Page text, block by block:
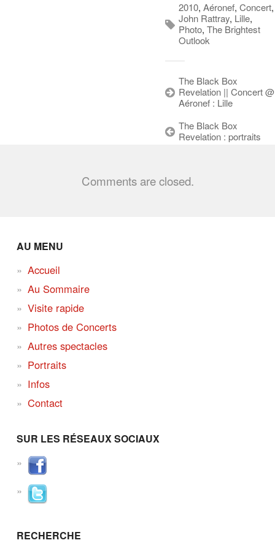
2010, Aéronef, Concert,
John Rattray, Lille,
Photo, The Brightest
Outlook
The Black Box
Revelation || Concert @
Aéronef : Lille
The Black Box
Revelation : portraits
Comments are closed.
AU MENU
Accueil
Au Sommaire
Visite rapide
Photos de Concerts
Autres spectacles
Portraits
Infos
Contact
SUR LES RÉSEAUX SOCIAUX
RECHERCHE